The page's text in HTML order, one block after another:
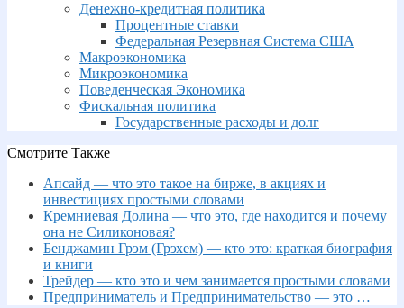
Денежно-кредитная политика
Процентные ставки
Федеральная Резервная Система США
Макроэкономика
Микроэкономика
Поведенческая Экономика
Фискальная политика
Государственные расходы и долг
Смотрите Также
Апсайд — что это такое на бирже, в акциях и
инвестициях простыми словами
Кремниевая Долина — что это, где находится и почему
она не Силиконовая?
Бенджамин Грэм (Грэхем) — кто это: краткая биография
и книги
Трейдер — кто это и чем занимается простыми словами
Предприниматель и Предпринимательство — это …